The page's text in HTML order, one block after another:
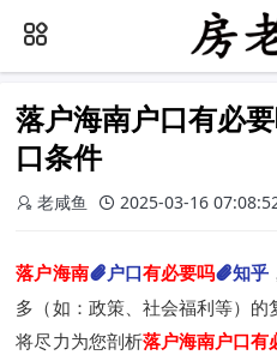
落户海南户口有必
口条件
老咸鱼 2025-03-16
落户海南 户口有必要吗 知乎
多（如：政策、社会福利等）
将尽力为您剖析落户海南户口有